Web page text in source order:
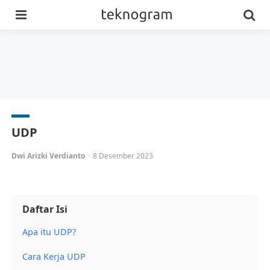
UDP
Posted
Dwi Arizki Verdianto 8 Desember 2023
Daftar Isi
Apa itu UDP?
Cara Kerja UDP